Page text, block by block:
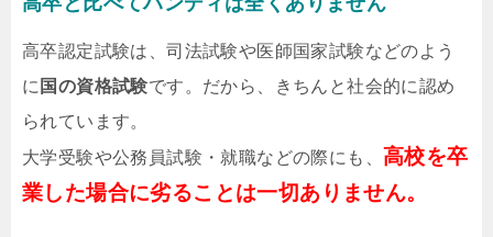
高卒認定試験は、司法試験や医師国家試験などのよう
に 国の資格試験です。だから、きちんと社会的に認め
られています。
大学受験や公務員試験・就職などの際にも、 高校を卒
業した場合に劣ることは一切ありません。